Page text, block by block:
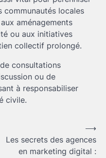
communautés locales
aménagements
ou aux initiatives
collectif prolongé.
consultations
ou de
à responsabiliser
civile.
Les secrets des agences
en marketing digital :
⟶